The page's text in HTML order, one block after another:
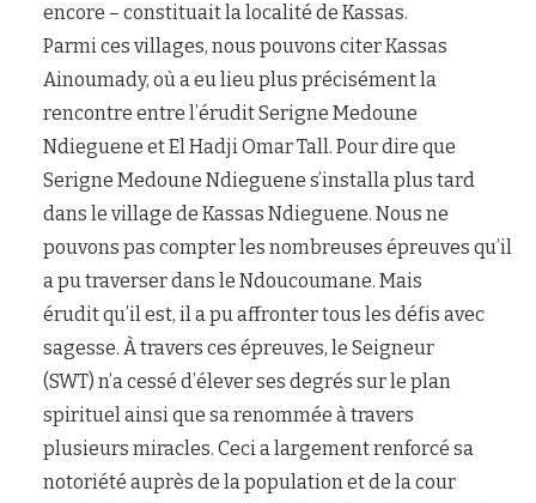
encore – constituait la localité de Kassas.
Parmi ces villages, nous pouvons citer Kassas
Ainoumady, où a eu lieu plus précisément la
rencontre entre l’érudit Serigne Medoune
Ndieguene et El Hadji Omar Tall. Pour dire que
Serigne Medoune Ndieguene s’installa plus tard
dans le village de Kassas Ndieguene. Nous ne
pouvons pas compter les nombreuses épreuves qu’il
a pu traverser dans le Ndoucoumane. Mais
érudit qu’il est, il a pu affronter tous les défis avec
sagesse. À travers ces épreuves, le Seigneur
(SWT) n’a cessé d’élever ses degrés sur le plan
spirituel ainsi que sa renommée à travers
plusieurs miracles. Ceci a largement renforcé sa
notoriété auprès de la population et de la cour